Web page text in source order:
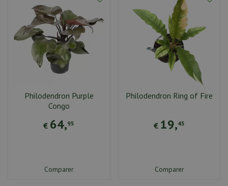
Philodendron Purple
Congo
€ 64,95
Comparer
Philodendron Ring of Fire
€ 19,45
Comparer